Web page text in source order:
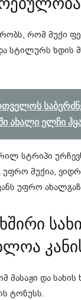
რომ მუქი
სტილურს ხდის
ახალი ელჩი
სტრიპი
მუქია,
უფრო
და სახის
ტონუსს.